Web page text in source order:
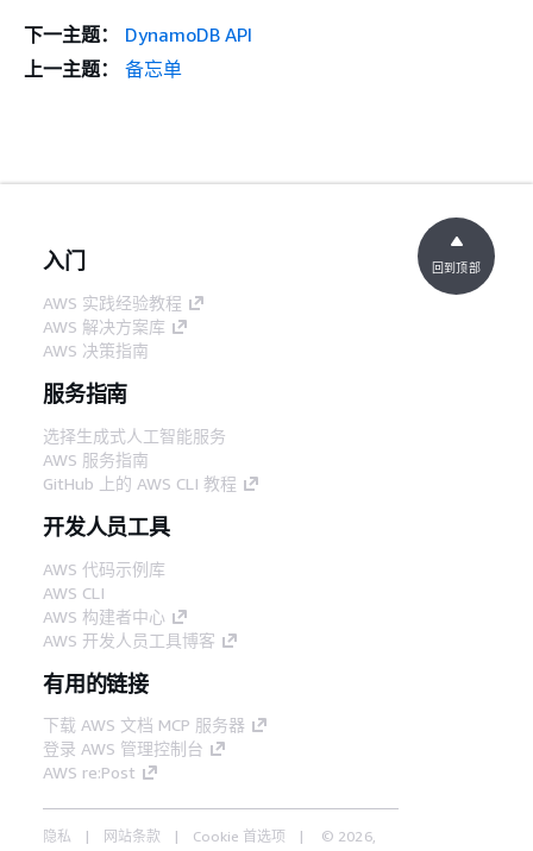
下一主题：
DynamoDB API
上一主题：
备忘单
入门
AWS 实践经验教程
AWS 解决方案库
AWS 决策指南
服务指南
选择生成式人工智能服务
AWS 服务指南
GitHub 上的 AWS CLI 教程
开发人员工具
AWS 代码示例库
AWS CLI
AWS 构建者中心
AWS 开发人员工具博客
有用的链接
下载 AWS 文档 MCP 服务器
登录 AWS 管理控制台
AWS re:Post
隐私 网站条款 Cookie 首选项 © 2026,
回到顶部